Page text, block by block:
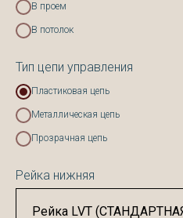
В проем
В потолок
Тип цепи управления
Пластиковая цепь
Металлическая цепь
Прозрачная цепь
Рейка нижняя